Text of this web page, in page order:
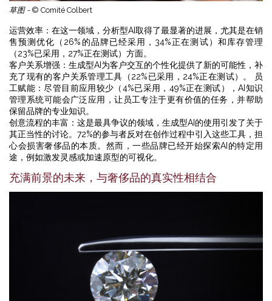
草图 - © Comité Colbert
运营效率：在这一领域，分析型AI取得了最显著的进展，尤其是在销
售预测优化（26%的品牌已经采用，34%正在测试）和库存管理
（23%已采用，27%正在测试）方面。
客户关系增强：生成型AI为客户交互的个性化提供了新的可能性，补
充了现有的客户关系管理工具（22%已采用，24%正在测试）。 员
工赋能：尽管目前应用较少（4%已采用，49%正在测试），AI知识
管理系统可能会广泛应用，让员工专注于更有价值的任务，并帮助
保留品牌的专业知识。
创意流程的丰富：这是最具争议的领域，生成型AI的使用引发了关于
其正当性的讨论。72%的参与者反对在创作过程中引入这些工具，担
心会损害奢侈品的本质。然而，一些品牌已经开始探索AI的特定用
途，例如激发灵感或加速原型的可视化。
充满前景的未来，与奢侈品的真实性相结合